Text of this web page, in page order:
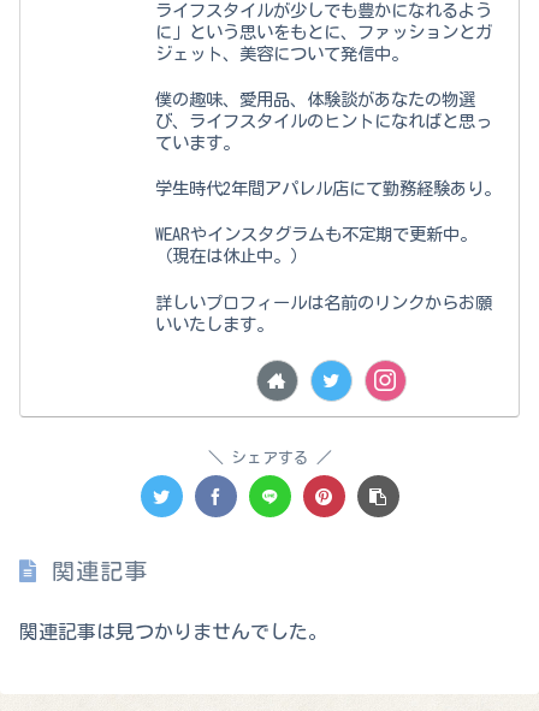
ライフスタイルが少しでも豊かになれるよう
に」という思いをもとに、ファッションとガ
ジェット、美容について発信中。
僕の趣味、愛用品、体験談があなたの物選
び、ライフスタイルのヒントになればと思っ
ています。
学生時代2年間アパレル店にて勤務経験あり。
WEARやインスタグラムも不定期で更新中。
（現在は休止中。）
詳しいプロフィールは名前のリンクからお願
いいたします。
シェアする
関連記事
関連記事は見つかりませんでした。